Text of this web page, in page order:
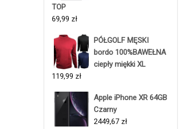
TOP
69,99 zł
PÓŁGOLF MĘSKI
bordo 100%BAWEŁNA
ciepły miękki XL
119,99 zł
Apple iPhone XR 64GB
Czarny
2449,67 zł